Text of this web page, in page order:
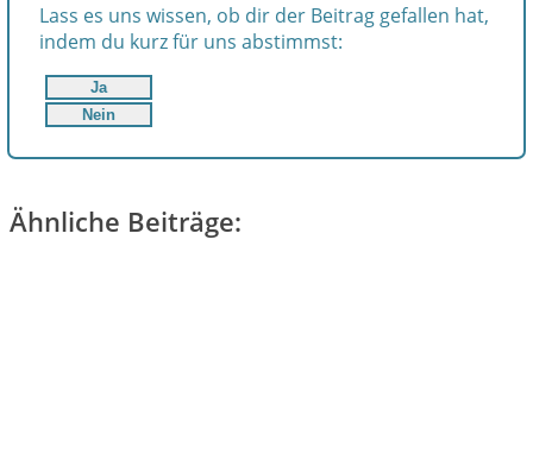
Lass es uns wissen, ob dir der Beitrag gefallen hat,
indem du kurz für uns abstimmst:
Ja
Nein
Ähnliche Beiträge: